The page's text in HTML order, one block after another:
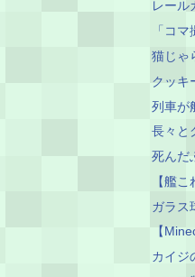
レール
「コ
猫じゃ
クッキ
列車が
長々と
死んだ
【艦
ガラス
【
カイジ